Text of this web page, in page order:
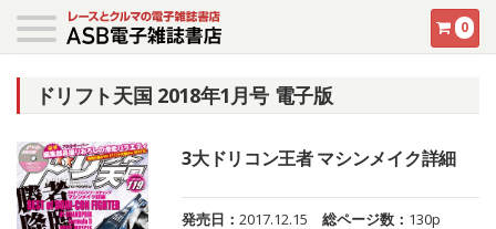
0
ドリフト天国 2018年1月号 電子版
3大ドリコン王者 マシンメイク詳細
発売日：2017.12.15 総ページ数： 130p